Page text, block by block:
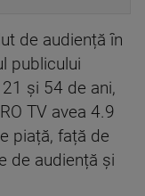
de audiență în
publicului
și 54 de ani,
TV avea 4.9
piață, față de
de audiență și